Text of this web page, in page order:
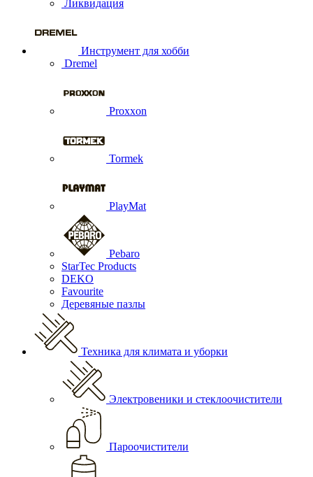
Ликвидация
Инструмент для хобби
Dremel
Proxxon
Tormek
PlayMat
Pebaro
StarTec Products
DEKO
Favourite
Деревяные пазлы
Техника для климата и уборки
Электровеники и стеклоочистители
Пароочистители